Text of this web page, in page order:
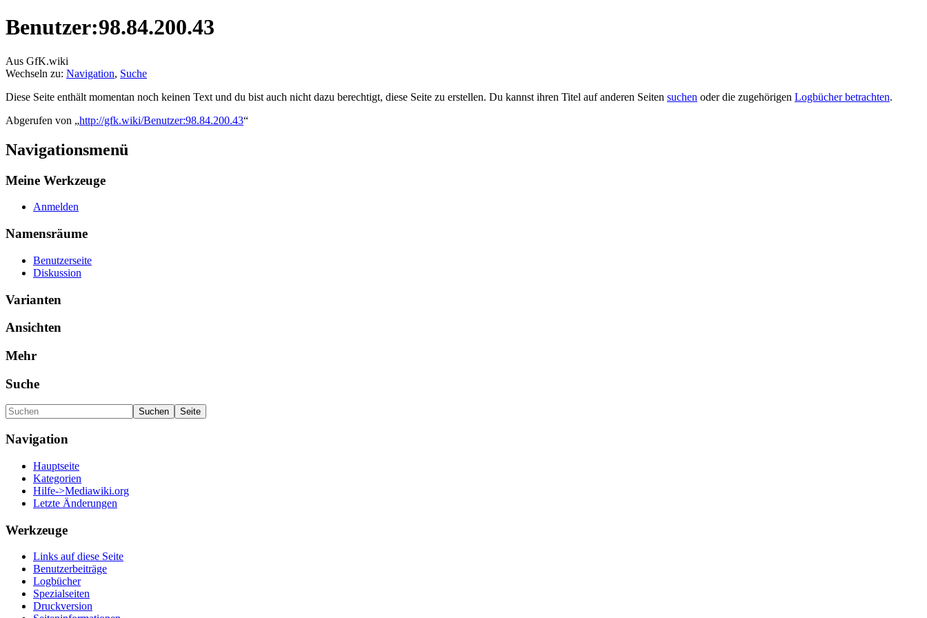
Benutzer:98.84.200.43
Aus GfK.wiki
Wechseln zu: Navigation, Suche
Diese Seite enthält momentan noch keinen Text und du bist auch nicht dazu berechtigt, diese Seite zu erstellen. Du kannst ihren Titel auf anderen Seiten suchen oder die zugehörigen Logbücher betrachten.
Abgerufen von „http://gfk.wiki/Benutzer:98.84.200.43“
Navigationsmenü
Meine Werkzeuge
Anmelden
Namensräume
Benutzerseite
Diskussion
Varianten
Ansichten
Mehr
Suche
Navigation
Hauptseite
Kategorien
Hilfe->Mediawiki.org
Letzte Änderungen
Werkzeuge
Links auf diese Seite
Benutzerbeiträge
Logbücher
Spezialseiten
Druckversion